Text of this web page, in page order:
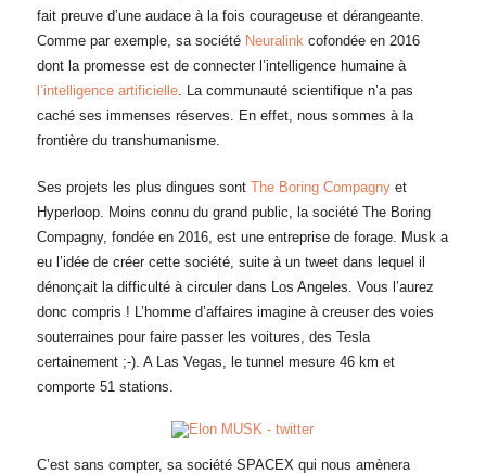
fait preuve d’une audace à la fois courageuse et dérangeante.
Comme par exemple, sa société Neuralinkcofondée en 2016
dont la promesse est de connecter l’intelligence humaine à
l’intelligence artificielle. La communauté scientifique n’a pas
caché ses immenses réserves. En effet, nous sommes à la
frontière du transhumanisme.
Ses projets les plus dingues sont The Boring Compagny et
Hyperloop. Moins connu du grand public, la société The Boring
Compagny, fondée en 2016, est une entreprise de forage. Musk a
eu l’idée de créer cette société, suite à un tweet dans lequel il
dénonçait la difficulté à circuler dans Los Angeles. Vous l’aurez
donc compris ! L’homme d’affaires imagine à creuser des voies
souterraines pour faire passer les voitures, des Tesla
certainement ;-). A Las Vegas, le tunnel mesure 46 km et
comporte 51 stations.
C’est sans compter, sa société SPACEX qui nous amènera